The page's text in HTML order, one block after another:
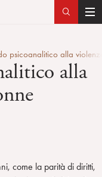
T
g
g
psicoanalitico alla
alla
come la parità di diritti,